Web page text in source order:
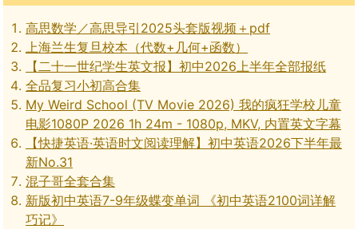
高思数学／高思导引2025头套版视频＋pdf
上海兰生复旦校本（代数+几何+函数）
【二十一世纪学生英文报】初中2026上半年全部报纸
全品复习小初高合集
My Weird School (TV Movie 2026) 我的疯狂学校儿童
电影1080P 2026 1h 24m - 1080p, MKV, 内置英文字幕
【快捷英语·英语时文阅读理解】初中英语2026下半年最
新No.31
混子哥全套合集
新版初中英语7-9年级蝶变单词 《初中英语2100词详解
巧记》